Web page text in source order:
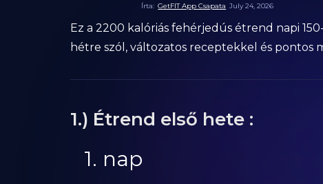
Írta: GetFIT App Csapata July 24, 2026
Ez a 2200 kalóriás fehérjedús étrend napi
hétre szól, változatos receptekkel és pontos
1.) Étrend első hete :
1. nap